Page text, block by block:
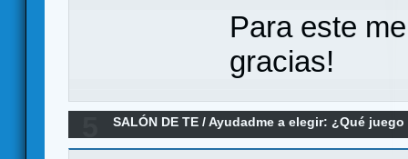
Para este
gracias!
SALÓN DE TE /Ayudadme a elegir: ¿Qué